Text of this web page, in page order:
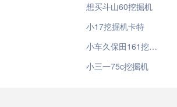
想买斗山60挖掘机
小17挖掘机卡特
小车久保田161挖掘机卖
小三一75c挖掘机